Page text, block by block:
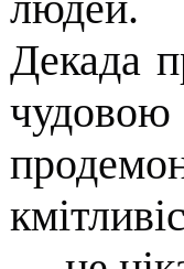
Декада